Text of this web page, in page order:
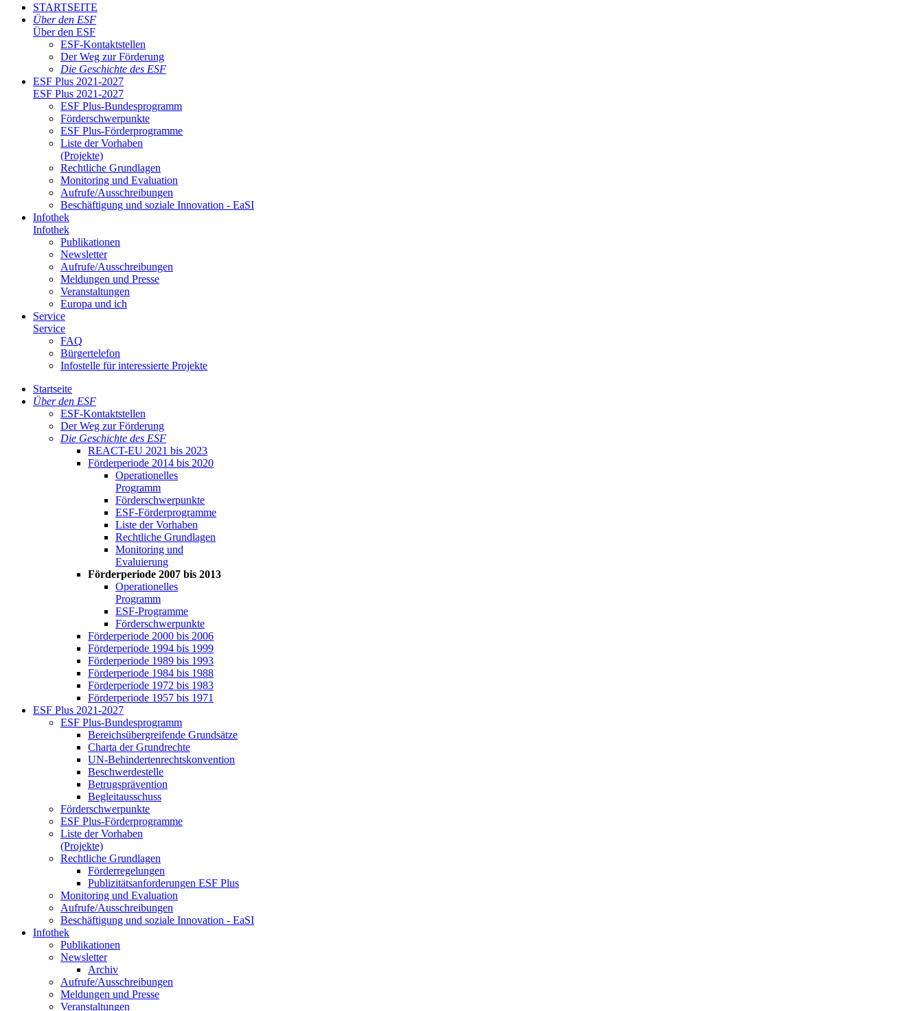
STARTSEITE
Über den ESF
Über den ESF
ESF-Kon­takt­stel­len
Der Weg zur För­de­rung
Die Ge­schich­te des ESF
ESF Plus 2021-2027
ESF Plus 2021-2027
ESF Plus-Bun­des­pro­gramm
För­der­schwer­punk­te
ESF Plus-För­der­pro­gram­me
Lis­te der Vor­ha­ben
(Pro­jek­te)
Recht­li­che Grund­la­gen
Mo­ni­to­ring und Eva­lua­ti­on
Auf­ru­fe/Aus­schrei­bun­gen
Be­schäf­ti­gung und so­zia­le In­no­va­ti­on - Ea­SI
In­fo­thek
In­fo­thek
Pu­bli­ka­tio­nen
Newslet­ter
Auf­ru­fe/Aus­schrei­bun­gen
Mel­dun­gen und Pres­se
Ver­an­stal­tun­gen
Eu­ro­pa und ich
Ser­vice
Ser­vice
FAQ
Bür­ger­te­le­fon
In­fo­stel­le für in­ter­es­sier­te Pro­jek­te
Start­sei­te
Über den ESF
ESF-Kon­takt­stel­len
Der Weg zur För­de­rung
Die Ge­schich­te des ESF
RE­ACT-EU 2021 bis 2023
För­der­pe­ri­ode 2014 bis 2020
Ope­ra­tio­nel­les
Pro­gramm
För­der­schwer­punk­te
ESF-För­der­pro­gram­me
Lis­te der Vor­ha­ben
Recht­li­che Grund­la­gen
Mo­ni­to­ring und
Eva­lu­ie­rung
För­der­pe­ri­ode 2007 bis 2013
Ope­ra­tio­nel­les
Pro­gramm
ESF-Pro­gram­me
För­der­schwer­punk­te
För­der­pe­ri­ode 2000 bis 2006
För­der­pe­ri­ode 1994 bis 1999
För­der­pe­ri­ode 1989 bis 1993
För­der­pe­ri­ode 1984 bis 1988
För­der­pe­ri­ode 1972 bis 1983
För­der­pe­ri­ode 1957 bis 1971
ESF Plus 2021-2027
ESF Plus-Bun­des­pro­gramm
Be­reichs­über­grei­fen­de Grund­sät­ze
Char­ta der Grund­rech­te
UN-Be­hin­der­ten­rechts­kon­ven­ti­on
Be­schwer­de­stel­le
Be­trugs­prä­ven­ti­on
Be­glei­taus­schuss
För­der­schwer­punk­te
ESF Plus-För­der­pro­gram­me
Lis­te der Vor­ha­ben
(Pro­jek­te)
Recht­li­che Grund­la­gen
För­der­re­ge­lun­gen
Pu­bli­zi­täts­an­for­de­run­gen ESF Plus
Mo­ni­to­ring und Eva­lua­ti­on
Auf­ru­fe/Aus­schrei­bun­gen
Be­schäf­ti­gung und so­zia­le In­no­va­ti­on - Ea­SI
In­fo­thek
Pu­bli­ka­tio­nen
Newslet­ter
Ar­chiv
Auf­ru­fe/Aus­schrei­bun­gen
Mel­dun­gen und Pres­se
Ver­an­stal­tun­gen